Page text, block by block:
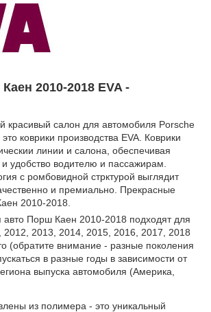
2010-2018 EVA -
красивый салон для автомобиля Porsche
коврики производства EVA. Коврики
линии и салона, обеспечивая
удобство водителю и пассажирам.
с ромбовидной стрктурой выглядит
и премиально. Прекрасные
2010-2018.
авто Порш Каен 2010-2018 подходят для
2012, 2013, 2014, 2015, 2016, 2017, 2018
(обратите внимание - разные поколения
в разные годы в зависимости от
выпуска автомобиля (Америка,
из полимера - это уникальный